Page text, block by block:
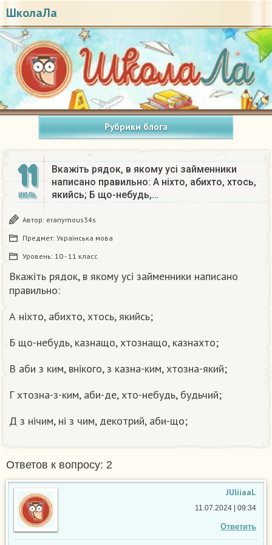
ШколаЛа
Рубрики блога
11
ИЮЛЬ
Вкажіть рядок, в якому усі займенники
написано правильно: А ніхто, абихто, хтось,
якийсь; Б що-небудь,…
Автор: eranymous34s
Предмет: Українська мова
Уровень: 10 - 11 класс
Вкажіть рядок, в якому усі займенники написано
правильно:
А ніхто, абихто, хтось, якийсь;
Б що-небудь, казнащо, хтознащо, казнахто;
В аби з ким, внікого, з казна-ким, хтозна-який;
Г хтозна-з-ким, аби-де, хто-небудь, будьчий;
Д з нічим, ні з чим, декотрий, аби-що;
Ответов к вопросу: 2
JUliiaaL
Ответить
11.07.2024 | 09:34